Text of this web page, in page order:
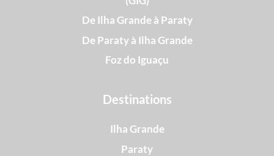
De Ilha Grande à Paraty
De Paraty à Ilha Grande
Foz do Iguaçu
Destinations
Ilha Grande
Paraty